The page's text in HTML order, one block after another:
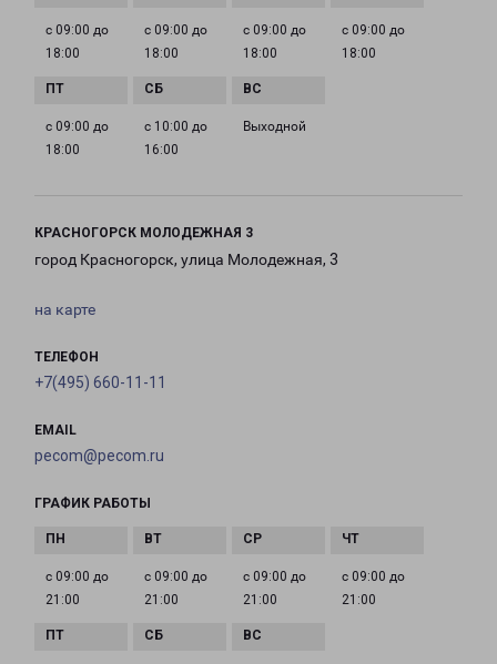
с 09:00 до
18:00
с 09:00 до
18:00
с 09:00 до
18:00
с 09:00 до
18:00
с 09:00 до
18:00
с 10:00 до
16:00
Выходной
КРАСНОГОРСК МОЛОДЕЖНАЯ 3
город Красногорск, улица Молодежная, 3
на карте
ТЕЛЕФОН
+7(495) 660-11-11
EMAIL
pecom@pecom.ru
ГРАФИК РАБОТЫ
с 09:00 до
21:00
с 09:00 до
21:00
с 09:00 до
21:00
с 09:00 до
21:00